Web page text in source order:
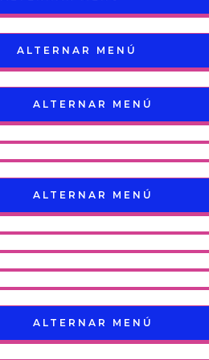
ALTERNAR MENÚ
ALTERNAR MENÚ
ALTERNAR MENÚ
ALTERNAR MENÚ